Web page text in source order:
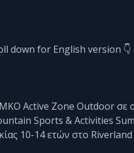
down for English version 👇
Active Zone Outdoor σε
Sports & Activities
10-14 ετών στο